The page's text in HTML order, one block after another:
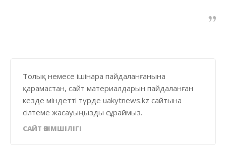
Толық немесе ішінара пайдаланғанына
қарамастан, сайт материалдарын пайдаланған
кезде міндетті түрде uakytnews.kz сайтына
сілтеме жасауыңызды сұраймыз.
САЙТ ӘКІМШІЛІГІ